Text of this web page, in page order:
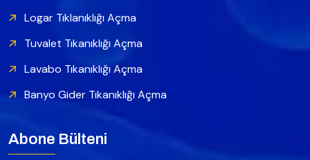
Logar Tıklanıklığı Açma
Tuvalet Tıkanıklığı Açma
Lavabo Tıkanıklığı Açma
Banyo Gider Tıkanıklığı Açma
Abone Bülteni